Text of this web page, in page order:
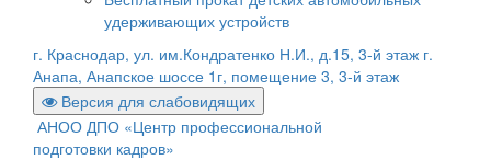
удерживающих устройств
г. Краснодар, ул. им.Кондратенко Н.И., д.15, 3-й этаж г.
Анапа, Анапское шоссе 1г, помещение 3, 3-й этаж
Версия для слабовидящих
АНОО ДПО «Центр профессиональной
подготовки кадров»